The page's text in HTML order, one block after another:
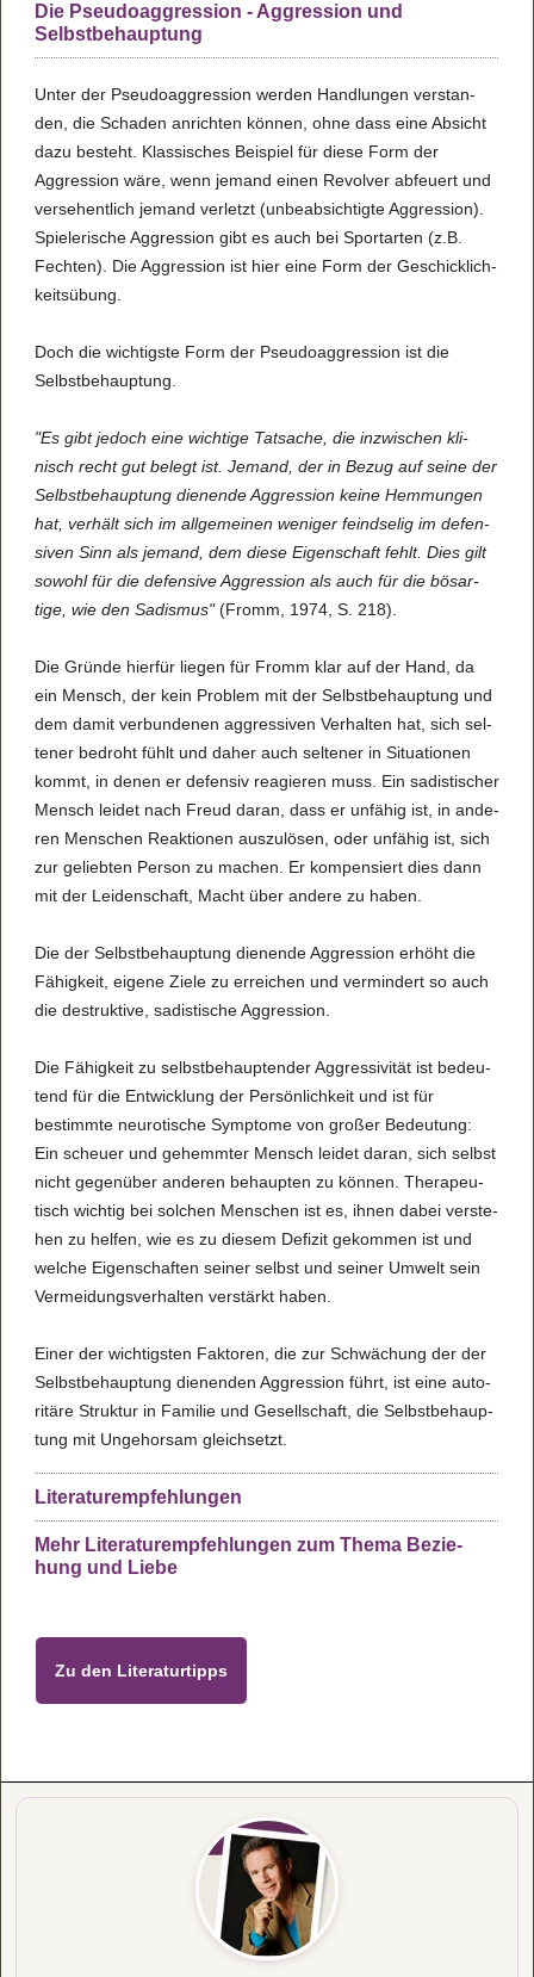
Die Pseudoaggression - Aggression und
Selbstbehauptung
Unter der Pseu­do­ag­gres­sion wer­den Hand­lun­gen ver­stan­
den, die Scha­den anrich­ten kön­nen, ohne dass eine Absicht
dazu besteht. Klas­si­sches Bei­spiel für diese Form der
Aggres­sion wäre, wenn jemand einen Revol­ver abfeu­ert und
ver­se­hent­lich jemand ver­letzt (unbe­ab­sich­tigte Aggres­sion).
Spie­le­ri­sche Aggres­sion gibt es auch bei Sport­ar­ten (z.B.
Fech­ten). Die Aggres­sion ist hier eine Form der Geschick­lich­
keits­übung.
Doch die wich­tigste Form der Pseu­do­ag­gres­sion ist die
Selbst­be­haup­tung.
"Es gibt jedoch eine wich­tige Tat­sa­che, die inzwi­schen kli­
nisch recht gut belegt ist. Jemand, der in Bezug auf seine der
Selbst­be­haup­tung die­nende Aggres­sion keine Hem­mun­gen
hat, ver­hält sich im all­ge­mei­nen weni­ger feind­se­lig im defen­
si­ven Sinn als jemand, dem diese Eigen­schaft fehlt. Dies gilt
sowohl für die defen­sive Aggres­sion als auch für die bös­ar­
tige, wie den Sadis­mus"(Fromm, 1974, S. 218).
Die Gründe hier­für lie­gen für Fromm klar auf der Hand, da
ein Mensch, der kein Pro­blem mit der Selbst­be­haup­tung und
dem damit ver­bun­de­nen aggres­si­ven Ver­hal­ten hat, sich sel­
te­ner bedroht fühlt und daher auch sel­te­ner in Situa­ti­o­nen
kommt, in denen er defen­siv rea­gie­ren muss. Ein sadis­ti­scher
Mensch lei­det nach Freud daran, dass er unfä­hig ist, in ande­
ren Men­schen Reak­ti­o­nen aus­zu­lö­sen, oder unfä­hig ist, sich
zur gelieb­ten Per­son zu machen. Er kom­pen­siert dies dann
mit der Lei­den­schaft, Macht über andere zu haben.
Die der Selbst­be­haup­tung die­nende Aggres­sion erhöht die
Fähig­keit, eigene Ziele zu errei­chen und ver­min­dert so auch
die destruk­tive, sadis­ti­sche Aggres­sion.
Die Fähig­keit zu selbst­be­haup­ten­der Aggres­si­vi­tät ist bedeu­
tend für die Ent­wick­lung der Per­sön­lich­keit und ist für
bestimmte neu­ro­ti­sche Sym­ptome von gro­ßer Bedeu­tung:
Ein scheuer und gehemm­ter Mensch lei­det daran, sich selbst
nicht gegen­über ande­ren behaup­ten zu kön­nen. The­ra­peu­
tisch wich­tig bei sol­chen Men­schen ist es, ihnen dabei ver­ste­
hen zu hel­fen, wie es zu die­sem Defi­zit gekom­men ist und
wel­che Eigen­schaf­ten sei­ner selbst und sei­ner Umwelt sein
Ver­mei­dungs­ver­hal­ten ver­stärkt haben.
Einer der wich­tigs­ten Fak­to­ren, die zur Schwä­chung der der
Selbst­be­haup­tung die­nen­den Aggres­sion führt, ist eine auto­
ri­täre Struk­tur in Fami­lie und Gesell­schaft, die Selbst­be­haup­
tung mit Unge­hor­sam gleich­setzt.
Lite­ra­tur­emp­feh­lun­gen
Mehr Lite­ra­tur­emp­feh­lun­gen zum Thema Bezie­
hung und Liebe
Zu den Lite­ra­tur­tipps